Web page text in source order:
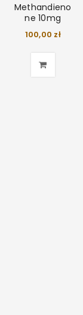
Methandieno
ne 10mg
100,00 zł